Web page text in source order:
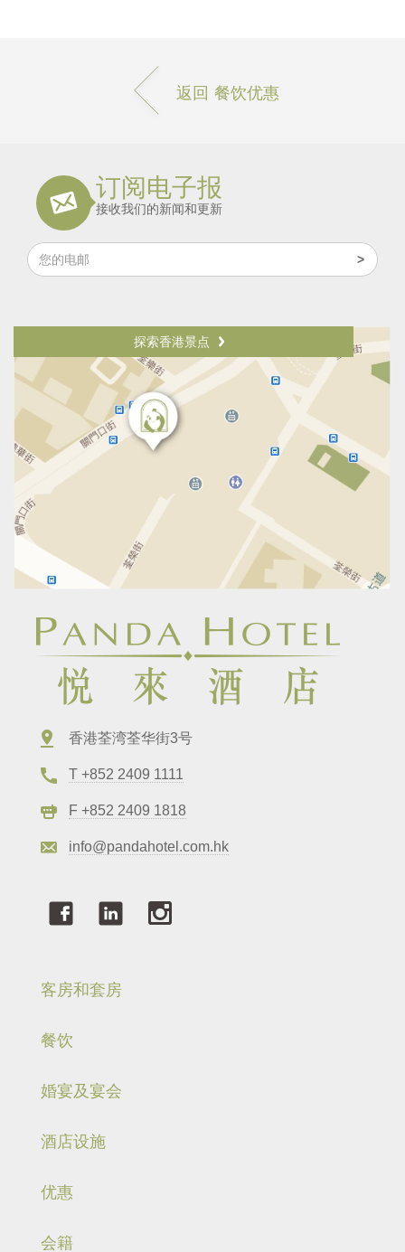
返回 餐饮优惠
订阅电子报
接收我们的新闻和更新
探索香港景点
香港荃湾荃华街3号
T +852 2409 1111
F +852 2409 1818
info@pandahotel.com.hk
客房和套房
餐饮
婚宴及宴会
酒店设施
优惠
会籍